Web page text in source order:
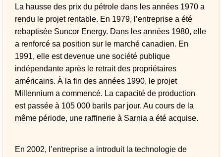
La hausse des prix du pétrole dans les années 1970 a
rendu le projet rentable. En 1979, l’entreprise a été
rebaptisée Suncor Energy. Dans les années 1980, elle
a renforcé sa position sur le marché canadien. En
1991, elle est devenue une société publique
indépendante après le retrait des propriétaires
américains. À la fin des années 1990, le projet
Millennium a commencé. La capacité de production
est passée à 105 000 barils par jour. Au cours de la
même période, une raffinerie à Sarnia a été acquise.
En 2002, l’entreprise a introduit la technologie de